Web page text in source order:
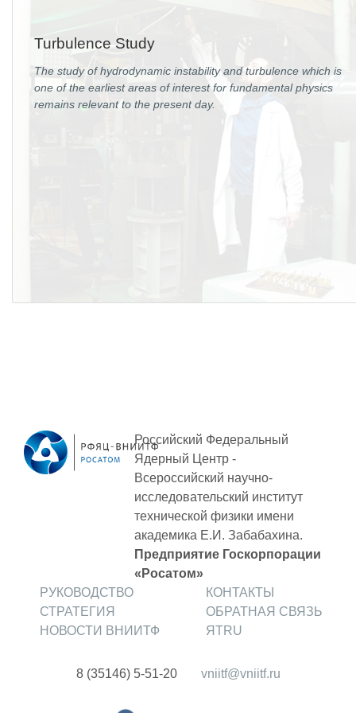
Спорт и отдых
Санаторий-профилакторий
Высокая социальная эффективность
Книги
Закупки
Документы
Контроль и арбитраж
ПОСЕЩЕНИЕ ЗАТО
ВЫСТАВКИ
Turbulence Study
The study of hydrodynamic instability and turbulence which is
one of the earliest areas of interest for fundamental physics
remains relevant to the present day.
Российский Федеральный
Ядерный Центр -
Всероссийский научно-
исследовательский институт
технической физики имени
академика Е.И. Забабахина.
Предприятие Госкорпорации
«Росатом»
РУКОВОДСТВО
СТРАТЕГИЯ
НОВОСТИ ВНИИТФ
КОНТАКТЫ
ОБРАТНАЯ СВЯЗЬ
ЯТRU
8 (35146) 5-51-20 vniitf@vniitf.ru